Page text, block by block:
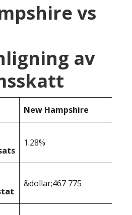
vs
av
New Hampshire
1.28%
&dollar;467 775